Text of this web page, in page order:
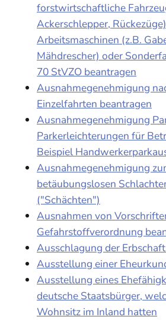
forstwirtschaftliche
Ackerschlepper,
Arbeitsmaschinen (z.B.
Mähdrescher) oder
70 StVZO beantragen
Ausnahmegenehmigung
Einzelfahrten beantragen
Ausnahmegenehmigung
Parkerleichterungen für
Beispiel
Ausnahmegenehmigung
betäubungslosen
("Schächten")
Ausnahmen von
Gefahrstoffverordnung
Ausschlagung der
Ausstellung einer
Ausstellung eines
deutsche Staatsbürger,
Wohnsitz im Inland hatten